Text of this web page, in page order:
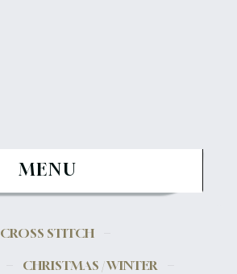
MENU
CROSS STITCH
CHRISTMAS / WINTER